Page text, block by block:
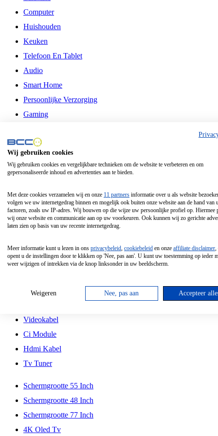
Computer
Huishouden
Keuken
Telefoon En Tablet
Audio
Smart Home
Persoonlijke Verzorging
Gaming
Philips
Schermgrootte 24 Inch
Schermgrootte 85 Inch
Schermgrootte 98 Inch
Tcl
Hd Led Tv
Antennekabel
Videokabel
Ci Module
Hdmi Kabel
Tv Tuner
Schermgrootte 55 Inch
Schermgrootte 48 Inch
Schermgrootte 77 Inch
4K Oled Tv
Wij gebruiken cookies
Wij gebruiken cookies en vergelijkbare technieken om de website te verbeteren en om
gepersonaliseerde inhoud en advertenties aan te bieden.
Met deze cookies verzamelen wij en onze 11 partners informatie over u als website
volgen we uw internetgedrag binnen en mogelijk ook buiten onze website aan de hand van
factoren, zoals uw IP-adres. Wij bouwen op die wijze uw persoonlijke profiel op. Hiermee
wij onze website en communicatie aan op uw voorkeuren. Ook kunnen wij zo gerichte
laten zien op basis van uw recente internetgedrag.
Meer informatie kunt u lezen in ons privacybeleid, cookiebeleid en onze affiliate disclaimer,
opent u de instellingen door te klikken op 'Nee, pas aan'. U kunt uw toestemming op ieder
weer wijzigen of intrekken via de knop linksonder in uw beeldscherm.
Weigeren Nee, pas aan Accepteer